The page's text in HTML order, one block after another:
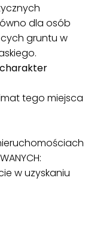
dla osób
gruntu w
tego miejsca
w uzyskaniu